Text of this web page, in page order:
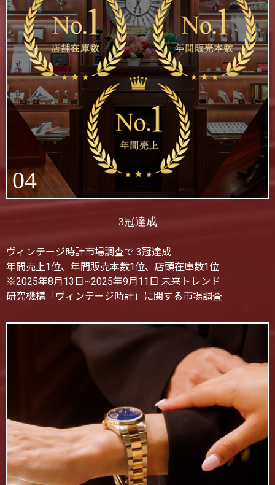
04
3冠達成
ヴィンテージ時計市場調査で 3冠達成
年間売上1位、年間販売本数1位、店頭在庫数1位
※2025年8月13日~2025年9月11日 未来トレンド
研究機構「ヴィンテージ時計」に関する市場調査